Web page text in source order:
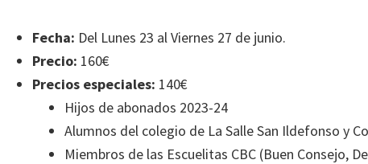
Fecha: Del Lunes 23 al Viernes 27 de junio.
Precio: 160€
Precios especiales: 140€
Hijos de abonados 2023-24
Alumnos del colegio de La Salle San Ildefonso y
Miembros de las Escuelitas CBC (Buen Consejo,